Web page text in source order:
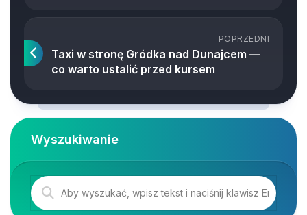
POPRZEDNI
Taxi w stronę Gródka nad Dunajcem —
co warto ustalić przed kursem
Wyszukiwanie